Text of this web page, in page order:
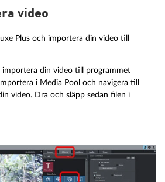
video
Plus och importera din video till
importera din video till programmet
i Media Pool och navigera till
video. Dra och släpp sedan filen i